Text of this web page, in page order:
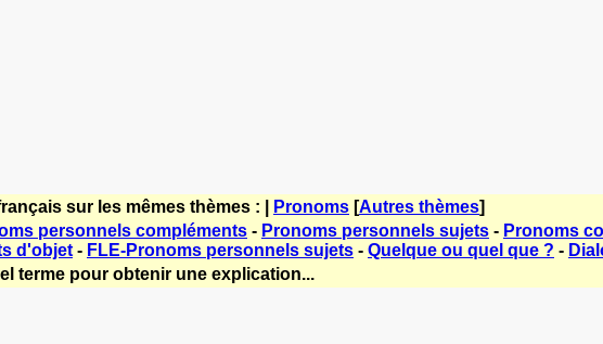
sur les mêmes thèmes : | Pronoms [Autres thèmes]
personnels compléments - Pronoms personnels sujets - Pronoms
d'objet - FLE-Pronoms personnels sujets - Quelque ou quel que ? -
terme pour obtenir une explication...